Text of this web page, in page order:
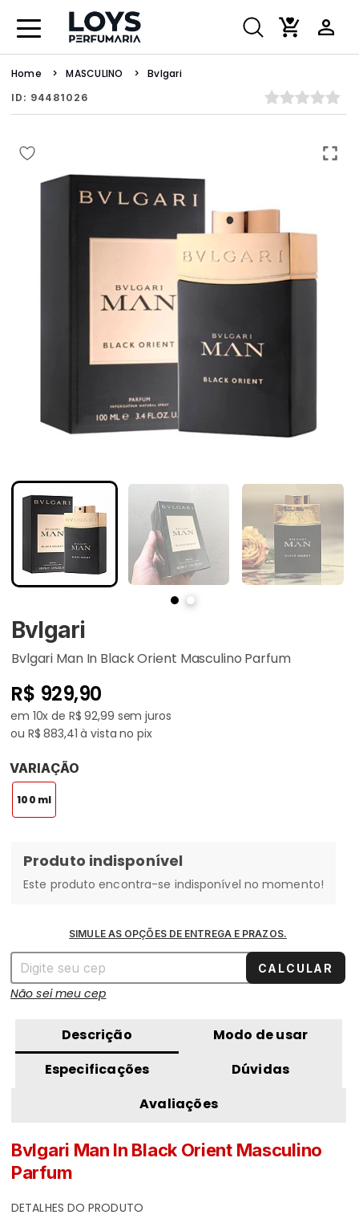
Home MASCULINO Bvlgari
ID: 94481026
Bvlgari
Bvlgari Man In Black Orient Masculino Parfum
R$ 929,90
em 10x de R$ 92,99 sem juros
ou R$ 883,41 à vista no pix
VARIAÇÃO
VARIAÇÃO
100 ml
Produto indisponível
Este produto encontra-se indisponível no momento!
SIMULE AS OPÇÕES DE ENTREGA E PRAZOS.
CALCULAR
Não sei meu cep
Descrição
Modo de usar
Especificações
Dúvidas
Avaliações
Bvlgari Man In Black Orient Masculino
Parfum
DETALHES DO PRODUTO